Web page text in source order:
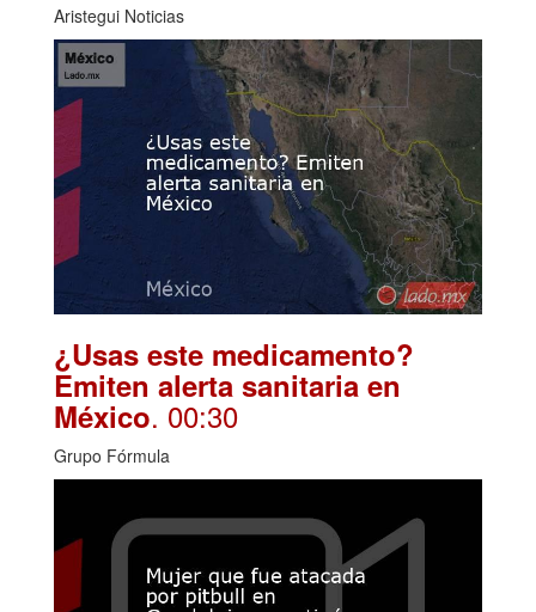
Aristegui Noticias
¿Usas este medicamento?
Emiten alerta sanitaria en
México. 00:30
Grupo Fórmula